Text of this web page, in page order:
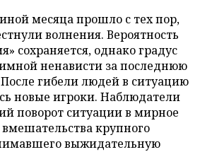
месяца прошло с тех пор,
волнения. Вероятность
сохраняется, однако градус
ненависти за последнюю
гибели людей в ситуацию
новые игроки. Наблюдатели
поворот ситуации в мирное
крупного
выжидательную